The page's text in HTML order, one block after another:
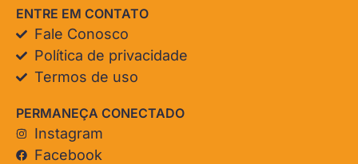
ENTRE EM CONTATO
Fale Conosco
Política de privacidade
Termos de uso
PERMANEÇA CONECTADO
Instagram
Facebook